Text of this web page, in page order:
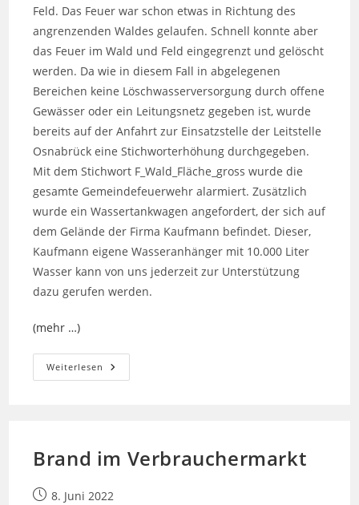
Feld. Das Feuer war schon etwas in Richtung des
angrenzenden Waldes gelaufen. Schnell konnte aber
das Feuer im Wald und Feld eingegrenzt und gelöscht
werden. Da wie in diesem Fall in abgelegenen
Bereichen keine Löschwasserversorgung durch offene
Gewässer oder ein Leitungsnetz gegeben ist, wurde
bereits auf der Anfahrt zur Einsatzstelle der Leitstelle
Osnabrück eine Stichworterhöhung durchgegeben.
Mit dem Stichwort F_Wald_Fläche_gross wurde die
gesamte Gemeindefeuerwehr alarmiert. Zusätzlich
wurde ein Wassertankwagen angefordert, der sich auf
dem Gelände der Firma Kaufmann befindet. Dieser,
Kaufmann eigene Wasseranhänger mit 10.000 Liter
Wasser kann von uns jederzeit zur Unterstützung
dazu gerufen werden.
(mehr …)
Weiterlesen Flächenbrand
Brand im Verbrauchermarkt
Beitrag8. Juni 2022